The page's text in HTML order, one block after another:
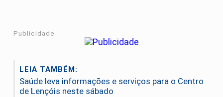
Publicidade
LEIA TAMBÉM:
Saúde leva informações e serviços para o Centro
de Lençóis neste sábado